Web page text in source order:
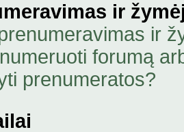
ir
ir
forumą
prenumeratos?